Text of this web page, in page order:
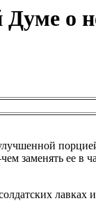
о
заменять ее в
лавках